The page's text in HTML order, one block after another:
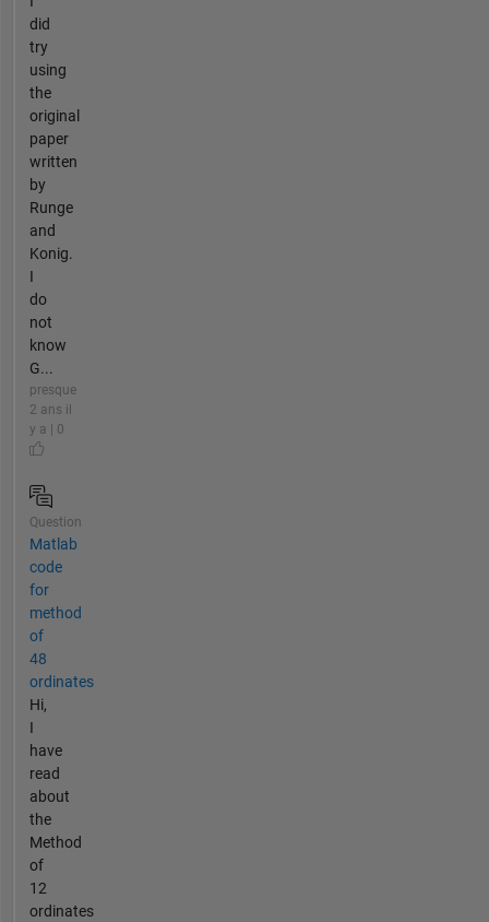
did
try
using
the
original
paper
written
by
Runge
and
Konig.
I
do
not
know
G...
presque
2 ans il
y a | 0
Question
Matlab
code
for
method
of
48
ordinates
Hi,
I
have
read
about
the
Method
of
12
ordinates